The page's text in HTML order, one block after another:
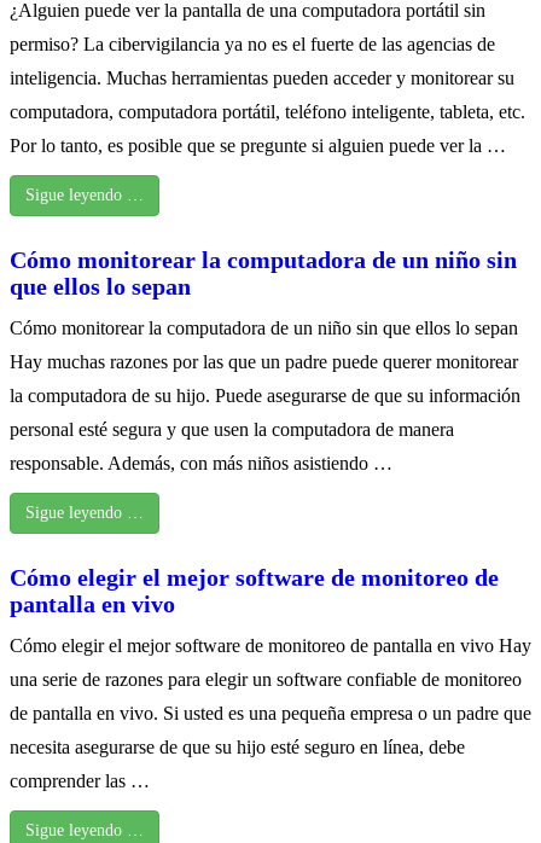
¿Alguien puede ver la pantalla de una computadora portátil sin
permiso? La cibervigilancia ya no es el fuerte de las agencias de
inteligencia. Muchas herramientas pueden acceder y monitorear su
computadora, computadora portátil, teléfono inteligente, tableta, etc.
Por lo tanto, es posible que se pregunte si alguien puede ver la …
Sigue leyendo …
Cómo monitorear la computadora de un niño sin
que ellos lo sepan
Cómo monitorear la computadora de un niño sin que ellos lo sepan
Hay muchas razones por las que un padre puede querer monitorear
la computadora de su hijo. Puede asegurarse de que su información
personal esté segura y que usen la computadora de manera
responsable. Además, con más niños asistiendo …
Sigue leyendo …
Cómo elegir el mejor software de monitoreo de
pantalla en vivo
Cómo elegir el mejor software de monitoreo de pantalla en vivo Hay
una serie de razones para elegir un software confiable de monitoreo
de pantalla en vivo. Si usted es una pequeña empresa o un padre que
necesita asegurarse de que su hijo esté seguro en línea, debe
comprender las …
Sigue leyendo …